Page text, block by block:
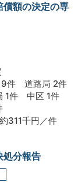
償額の決定の専
9件 道路局 2件
1件 中区 1件
311千円／件
処分報告